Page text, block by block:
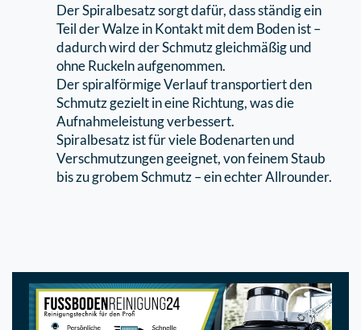
Der Spiralbesatz sorgt dafür, dass ständig ein
Teil der Walze in Kontakt mit dem Boden ist –
dadurch wird der Schmutz gleichmäßig und
ohne Ruckeln aufgenommen.
Der spiralförmige Verlauf transportiert den
Schmutz gezielt in eine Richtung, was die
Aufnahmeleistung verbessert.
Spiralbesatz ist für viele Bodenarten und
Verschmutzungen geeignet, von feinem Staub
bis zu grobem Schmutz – ein echter Allrounder.